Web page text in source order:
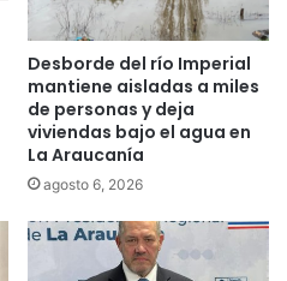
Desborde del río Imperial
mantiene aisladas a miles
de personas y deja
viviendas bajo el agua en
La Araucanía
agosto 6, 2026